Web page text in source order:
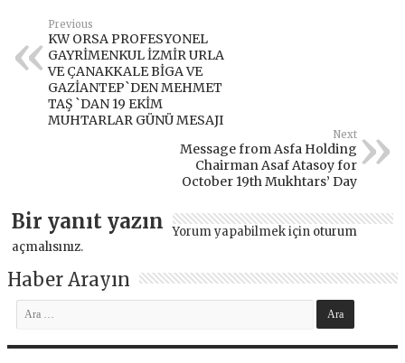
Previous
KW ORSA PROFESYONEL
GAYRİMENKUL İZMİR URLA
VE ÇANAKKALE BİGA VE
GAZİANTEP`DEN MEHMET
TAŞ `DAN 19 EKİM
MUHTARLAR GÜNÜ MESAJI
Next
Message from Asfa Holding
Chairman Asaf Atasoy for
October 19th Mukhtars’ Day
Bir yanıt yazın Yorum yapabilmek için oturum
açmalısınız.
Haber Arayın